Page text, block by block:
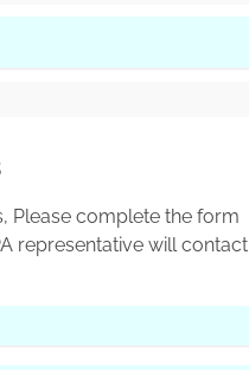
Please complete the form
representative will contact